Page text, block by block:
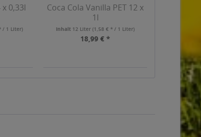
0,33l
/ 1 Liter)
Coca Cola Vanilla PET 12 x
1l
Inhalt 12 Liter(1,58 € * / 1 Liter)
18,99 € *